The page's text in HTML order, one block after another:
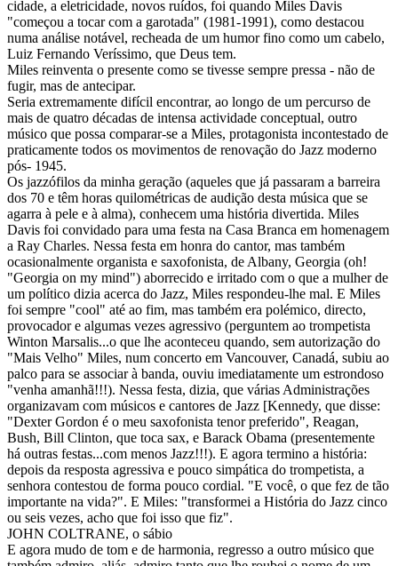
cidade, a eletricidade, novos ruídos, foi quando Miles Davis
"começou a tocar com a garotada" (1981-1991), como destacou
numa análise notável, recheada de um humor fino como um cabelo,
Luiz Fernando Veríssimo, que Deus tem.
Miles reinventa o presente como se tivesse sempre pressa - não de
fugir, mas de antecipar.
Seria extremamente difícil encontrar, ao longo de um percurso de
mais de quatro décadas de intensa actividade conceptual, outro
músico que possa comparar-se a Miles, protagonista incontestado de
praticamente todos os movimentos de renovação do Jazz moderno
pós- 1945.
Os jazzófilos da minha geração (aqueles que já passaram a barreira
dos 70 e têm horas quilométricas de audição desta música que se
agarra à pele e à alma), conhecem uma história divertida. Miles
Davis foi convidado para uma festa na Casa Branca em homenagem
a Ray Charles. Nessa festa em honra do cantor, mas também
ocasionalmente organista e saxofonista, de Albany, Georgia (oh!
"Georgia on my mind") aborrecido e irritado com o que a mulher de
um político dizia acerca do Jazz, Miles respondeu-lhe mal. E Miles
foi sempre "cool" até ao fim, mas também era polémico, directo,
provocador e algumas vezes agressivo (perguntem ao trompetista
Winton Marsalis...o que lhe aconteceu quando, sem autorização do
"Mais Velho" Miles, num concerto em Vancouver, Canadá, subiu ao
palco para se associar à banda, ouviu imediatamente um estrondoso
"venha amanhã!!!). Nessa festa, dizia, que várias Administrações
organizavam com músicos e cantores de Jazz [Kennedy, que disse:
"Dexter Gordon é o meu saxofonista tenor preferido", Reagan,
Bush, Bill Clinton, que toca sax, e Barack Obama (presentemente
há outras festas...com menos Jazz!!!). E agora termino a história:
depois da resposta agressiva e pouco simpática do trompetista, a
senhora contestou de forma pouco cordial. "E você, o que fez de tão
importante na vida?". E Miles: "transformei a História do Jazz cinco
ou seis vezes, acho que foi isso que fiz".
JOHN COLTRANE, o sábio
E agora mudo de tom e de harmonia, regresso a outro músico que